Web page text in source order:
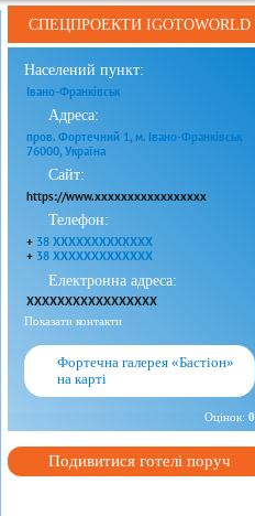
СПЕЦПРОЕКТИ IGOTOWORLD
Населений пункт:
Івано-Франківськ
Адреса:
пров. Фортечний 1, м. Івано-Франківськ
76000, Україна
Сайт:
https://www.xxxxxxxxxxxxxxxxx
Телефон:
+ 38 XXXXXXXXXXXXX
+ 38 XXXXXXXXXXXXX
Електронна адреса:
XXXXXXXXXXXXXXXXX
Показати контакти
Фортечна галерея «Бастіон»
на карті
Оцінок: 0
Подивитися готелі поруч